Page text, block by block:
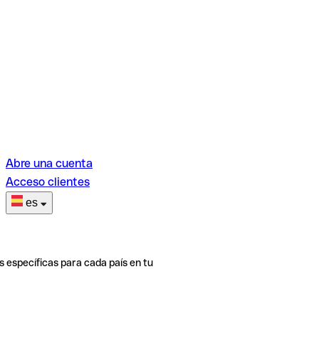
Abre una cuenta
Acceso clientes
es
específicas para cada país en tu